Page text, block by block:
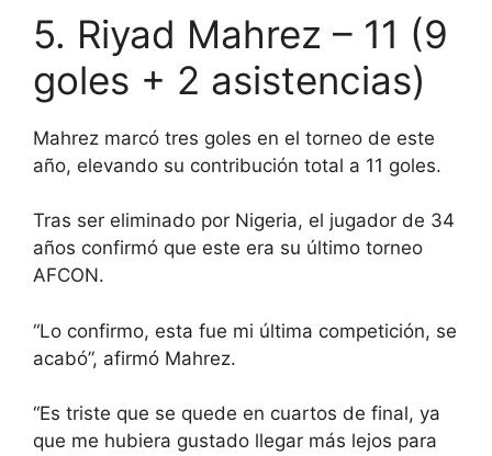
5. Riyad Mahrez – 11 (9
goles + 2 asistencias)
Mahrez marcó tres goles en el torneo de este
año, elevando su contribución total a 11 goles.
Tras ser eliminado por Nigeria, el jugador de 34
años confirmó que este era su último torneo
AFCON.
“Lo confirmo, esta fue mi última competición, se
acabó”, afirmó Mahrez.
“Es triste que se quede en cuartos de final, ya
que me hubiera gustado llegar más lejos para